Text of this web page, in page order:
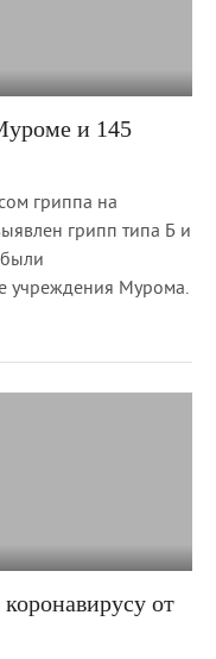
и 145
гриппа на
грипп типа Б и
учреждения Мурома.
от